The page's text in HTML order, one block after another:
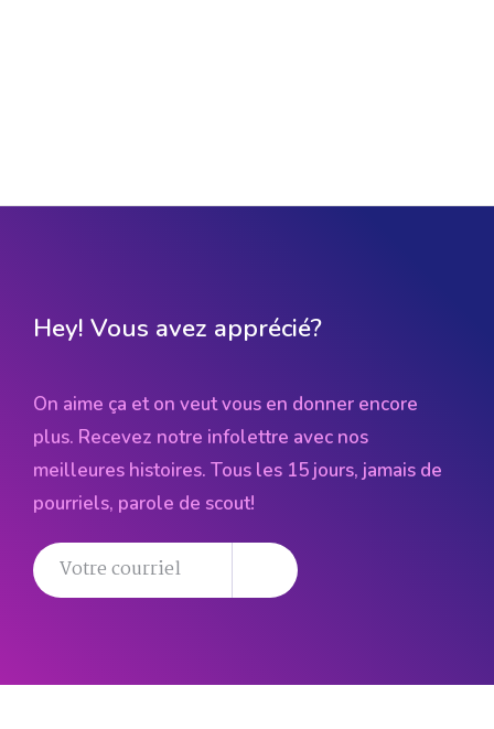
Hey! Vous avez apprécié?
On aime ça et on veut vous en donner encore
plus. Recevez notre infolettre avec nos
meilleures histoires. Tous les 15 jours, jamais de
pourriels, parole de scout!